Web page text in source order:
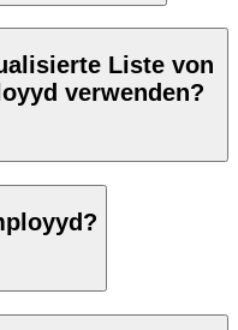
Liste von
verwenden?